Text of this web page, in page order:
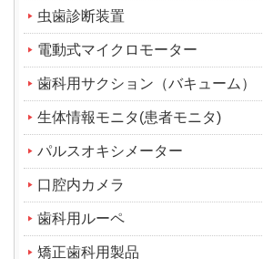
虫歯診断装置
電動式マイクロモーター
歯科用サクション（バキューム）
生体情報モニタ(患者モニタ)
パルスオキシメーター
口腔内カメラ
歯科用ルーペ
矯正歯科用製品